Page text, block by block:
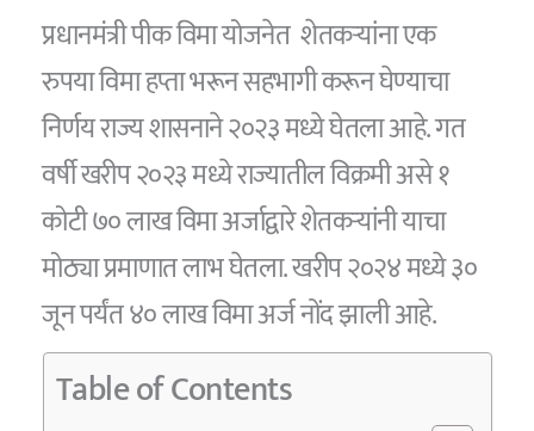
प्रधानमंत्री पीक विमा योजनेत शेतकऱ्यांना एक
रुपया विमा हप्ता भरून सहभागी करून घेण्याचा
निर्णय राज्य शासनाने २०२३ मध्ये घेतला आहे. गत
वर्षी खरीप २०२३ मध्ये राज्यातील विक्रमी असे १
कोटी ७० लाख विमा अर्जाद्वारे शेतकऱ्यांनी याचा
मोठ्या प्रमाणात लाभ घेतला. खरीप २०२४ मध्ये ३०
जून पर्यंत ४० लाख विमा अर्ज नोंद झाली आहे.
Table of Contents